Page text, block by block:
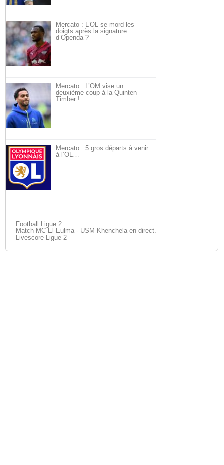
Mercato : L’OL se mord les
doigts après la signature
d’Openda ?
Mercato : L’OM vise un
deuxième coup à la Quinten
Timber !
Mercato : 5 gros départs à venir
à l’OL…
Football Ligue 2
Match MC El Eulma - USM Khenchela en direct.
Livescore Ligue 2